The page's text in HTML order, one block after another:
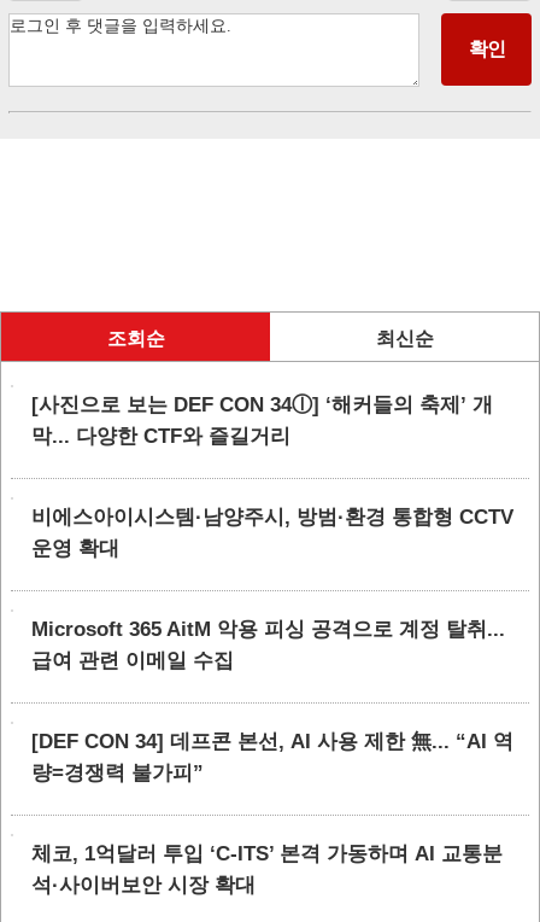
조회순 최신순
[사진으로 보는 DEF CON 34ⓛ] ‘해커들의 축제’ 개
막... 다양한 CTF와 즐길거리
비에스아이시스템·남양주시, 방범·환경 통합형 CCTV
운영 확대
Microsoft 365 AitM 악용 피싱 공격으로 계정 탈취...
급여 관련 이메일 수집
[DEF CON 34] 데프콘 본선, AI 사용 제한 無... “AI 역
량=경쟁력 불가피”
체코, 1억달러 투입 ‘C-ITS’ 본격 가동하며 AI 교통분
석·사이버보안 시장 확대